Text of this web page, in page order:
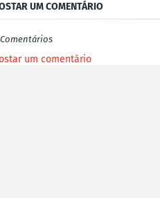
UM COMENTÁRIO
um comentário